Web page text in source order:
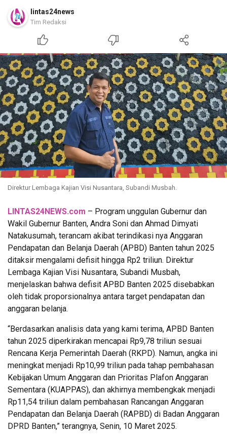
lintas24news
Tim Redaksi
Direktur Lembaga Kajian Visi Nusantara, Subandi Musbah.
LINTAS24NEWS.com – Program unggulan Gubernur dan
Wakil Gubernur Banten, Andra Soni dan Ahmad Dimyati
Natakusumah, terancam akibat terindikasi nya Anggaran
Pendapatan dan Belanja Daerah (APBD) Banten tahun 2025
ditaksir mengalami defisit hingga Rp2 triliun. Direktur
Lembaga Kajian Visi Nusantara, Subandi Musbah,
menjelaskan bahwa defisit APBD Banten 2025 disebabkan
oleh tidak proporsionalnya antara target pendapatan dan
anggaran belanja.
“Berdasarkan analisis data yang kami terima, APBD Banten
tahun 2025 diperkirakan mencapai Rp9,78 triliun sesuai
Rencana Kerja Pemerintah Daerah (RKPD). Namun, angka ini
meningkat menjadi Rp10,99 triliun pada tahap pembahasan
Kebijakan Umum Anggaran dan Prioritas Plafon Anggaran
Sementara (KUAPPAS), dan akhirnya membengkak menjadi
Rp11,54 triliun dalam pembahasan Rancangan Anggaran
Pendapatan dan Belanja Daerah (RAPBD) di Badan Anggaran
DPRD Banten,” terangnya, Senin, 10 Maret 2025.